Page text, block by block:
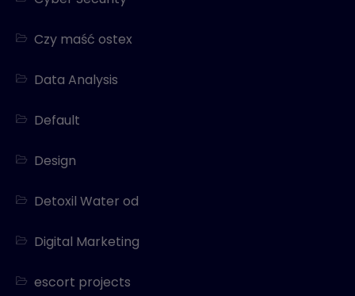
Czy maść ostex
Data Analysis
Default
Design
Detoxil Water od
Digital Marketing
escort projects